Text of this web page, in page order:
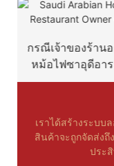
กรณีเจ้าของร้าน
หม้อไฟฟิลิป
เราได้สร้างระบบ
สินค้าจะถูกจัดส่งถึ
ประ